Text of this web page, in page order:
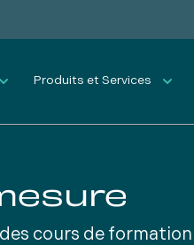
Produits et Services
cours de